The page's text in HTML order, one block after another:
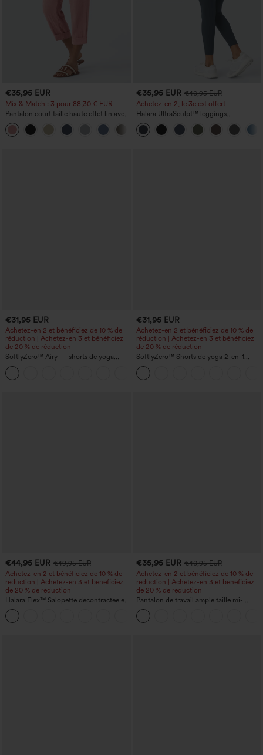
€35,95 EUR
Mix & Match : 3 pour 88,30 € EUR
Pantalon court taille haute effet lin avec
poche zippée
+7
€35,95 EUR €40,95 EUR
Achetez-en 2, le 3e est offert
Halara UltraSculpt™ leggings
d'entraînement taille haute — fronces
liftantes pour le fessier, maintien gainant
du ventre et poche
€31,95 EUR
Achetez-en 2 et bénéficiez de 10 % de
réduction | Achetez-en 3 et bénéficiez
de 20 % de réduction
SoftlyZero™ Airy — shorts de yoga
super taille haute 2-en-1 InstantCool
avec poches
€31,95 EUR
Achetez-en 2 et bénéficiez de 10 % de
réduction | Achetez-en 3 et bénéficiez
de 20 % de réduction
SoftlyZero™ Shorts de yoga 2-en-1
InstantCool, super taille haute, aérés, 5''
avec poches — longueur allongée
€44,95 EUR €49,95 EUR
Achetez-en 2 et bénéficiez de 10 % de
réduction | Achetez-en 3 et bénéficiez
de 20 % de réduction
Halara Flex™ Salopette décontractée en
denim lavé à encolure en V avec poche
€35,95 EUR €40,95 EUR
Achetez-en 2 et bénéficiez de 10 % de
réduction | Achetez-en 3 et bénéficiez
de 20 % de réduction
Pantalon de travail ample taille mi-
haute, coupe « barrel » (jambe en forme
de tonneau) avec poches